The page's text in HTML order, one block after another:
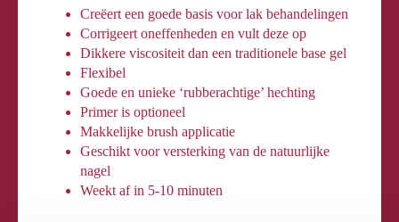
Creëert een goede basis voor lak behandelingen
Corrigeert oneffenheden en vult deze op
Dikkere viscositeit dan een traditionele base gel
Flexibel
Goede en unieke ‘rubberachtige’ hechting
Primer is optioneel
Makkelijke brush applicatie
Geschikt voor versterking van de natuurlijke
nagel
Weekt af in 5-10 minuten